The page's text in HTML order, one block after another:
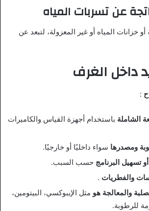
خزانات المياه أو غير المعزولة، لتبعد عن
داخل الغرف
:
الشاملة باستخدام أجهزة القياس والكاميرات
ومصدرها سواء داخليًا أو خارجيًا.
تسهيل البرنامج حسب السبب.
والفطريات .
والمعالجة هو مثل الإيبوكسي، البيتومين،
للرطوبة.